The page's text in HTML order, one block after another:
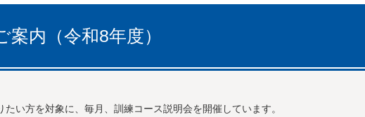
内（令和8年度）
い方を対象に、毎月、訓練コース説明会を開催しています。